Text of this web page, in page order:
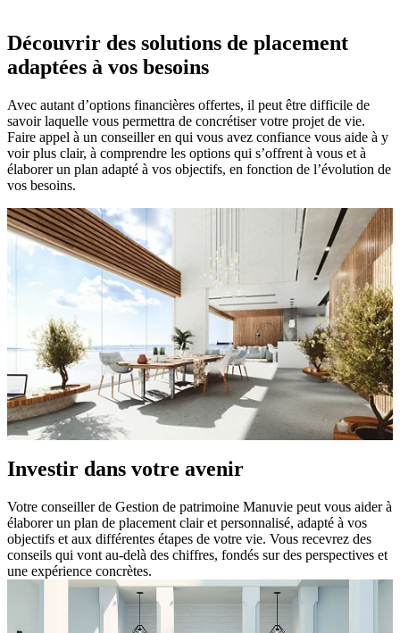
Découvrir des solutions de placement
adaptées à vos besoins
Avec autant d’options financières offertes, il peut être difficile de
savoir laquelle vous permettra de concrétiser votre projet de vie.
Faire appel à un conseiller en qui vous avez confiance vous aide à y
voir plus clair, à comprendre les options qui s’offrent à vous et à
élaborer un plan adapté à vos objectifs, en fonction de l’évolution de
vos besoins.
Investir dans votre avenir
Votre conseiller de Gestion de patrimoine Manuvie peut vous aider à
élaborer un plan de placement clair et personnalisé, adapté à vos
objectifs et aux différentes étapes de votre vie. Vous recevrez des
conseils qui vont au-delà des chiffres, fondés sur des perspectives et
une expérience concrètes.